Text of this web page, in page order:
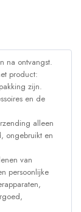
na ontvangst.
product:
zijn.
en de
alleen
ongebruikt en
van
persoonlijke